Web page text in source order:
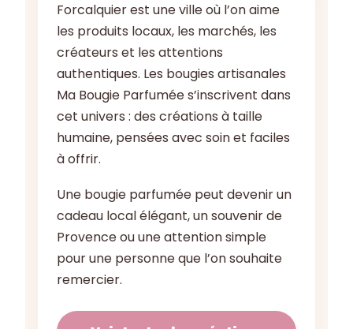
Forcalquier est une ville où l’on aime
les produits locaux, les marchés, les
créateurs et les attentions
authentiques. Les bougies artisanales
Ma Bougie Parfumée s’inscrivent dans
cet univers : des créations à taille
humaine, pensées avec soin et faciles
à offrir.
Une bougie parfumée peut devenir un
cadeau local élégant, un souvenir de
Provence ou une attention simple
pour une personne que l’on souhaite
remercier.